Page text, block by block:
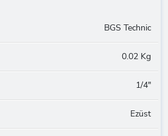
BGS Technic
0.02 Kg
1/4"
Ezüst